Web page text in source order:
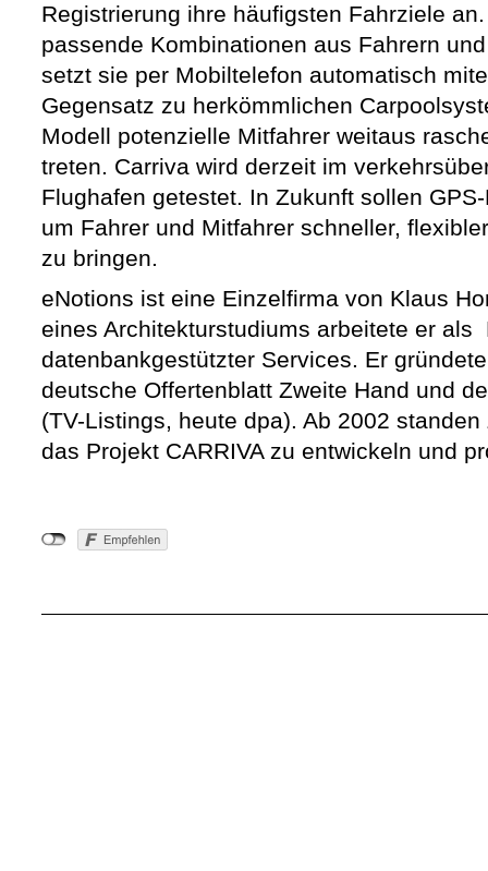
Registrierung ihre häufigsten Fahrziele
passende Kombinationen aus Fahrern
setzt sie per Mobiltelefon automatisch
Gegensatz zu herkömmlichen
Modell potenzielle Mitfahrer weitaus
treten. Carriva wird derzeit im
Flughafen getestet. In Zukunft sollen
um Fahrer und Mitfahrer schneller,
zu bringen.
eNotions ist eine Einzelfirma von Klaus
eines Architekturstudiums arbeitete er als
datenbankgestützter Services. Er
deutsche Offertenblatt Zweite Hand und
(TV-Listings, heute dpa). Ab 2002
das Projekt CARRIVA zu entwickeln und